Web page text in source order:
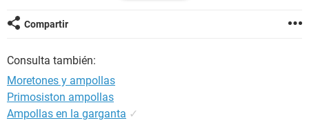
Compartir
Consulta también:
Moretones y ampollas
Primosiston ampollas
Ampollas en la garganta ✓